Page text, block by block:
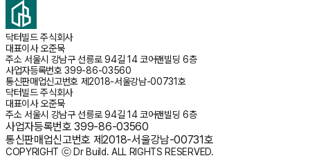
닥터빌드 주식회사
대표이사오준묵
주소 서울시 강남구 선릉로 94길 14 코어랜빌딩 6층
사업자등록번호 399-86-03560
통신판매업신고번호 제2018-서울강남-00731호
닥터빌드 주식회사
대표이사오준묵
주소 서울시 강남구 선릉로 94길 14 코어랜빌딩 6층
사업자등록번호 399-86-03560
통신판매업신고번호 제2018-서울강남-00731호
COPYRIGHT ⓒ Dr Build. ALL RIGHTS RESERVED.